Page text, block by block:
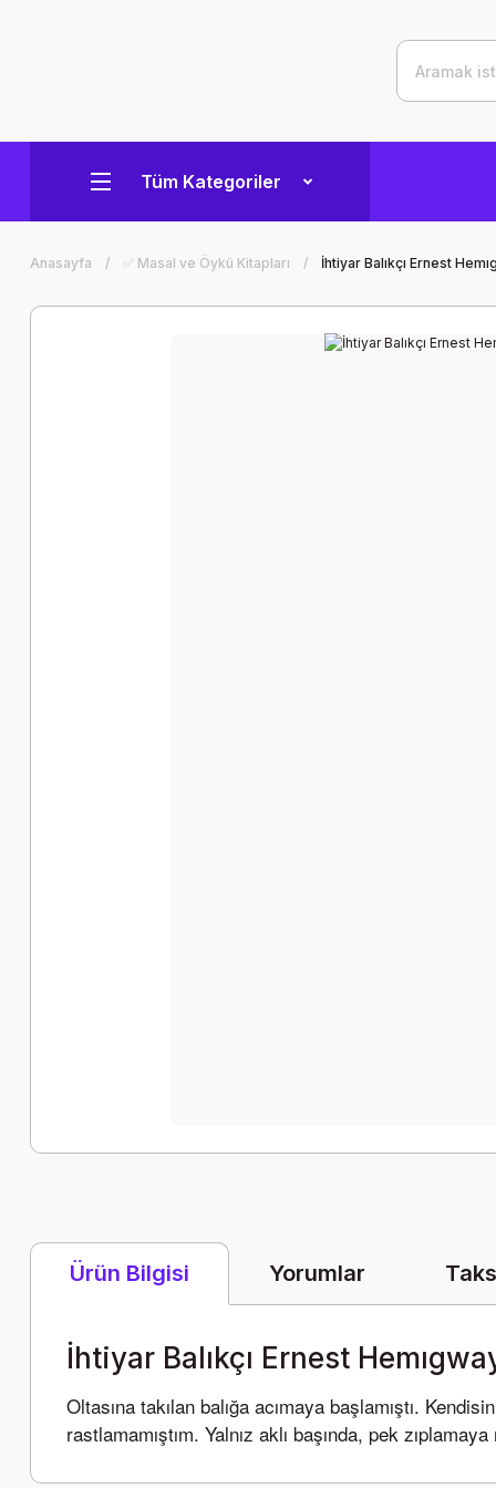
Tüm Kategoriler
Anasayfa ✅ Masal ve Öykü Kitapları İhtiyar Balıkçı Ernest
Ürün Bilgisi Yorumlar
İhtiyar Balıkçı Ernest
Oltasına takılan balığa acımaya başlamıştı.
rastlamamıştım. Yalnız aklı başında, pek